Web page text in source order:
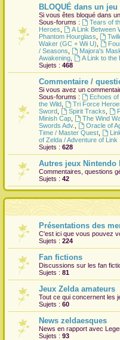
BLOQUÉ dans un jeu
Si vous êtes bloqué dans
Sous-forums :
Tears of
Heroes
A Link Between
Phantom Hourglass
Waker (GC + Wii U)
/ Seasons
Majora's
Awakening
A Link to the
Sujets : 468
Commentaire /
Si vous avez un
Sous-forums :
Echoes
the Wild
Tri Force
Sword
Spirit Tracks
Minish Cap
The Wind
Swords Adv.
Oracle of
Time / Master Quest
of Zelda / Adventure of Link
Sujets : 628
Autres jeux Nintendo
Commentaires, questions
Sujets : 42
Présentations des
C'est ici que vous pouvez
Sujets : 224
Fan fictions
Discussions sur les fan
Sujets : 81
Jeux Zelda amateurs
Tout ce qui concernent les
Sujets : 60
News zeldaesques
News en rapport avec
Sujets : 93